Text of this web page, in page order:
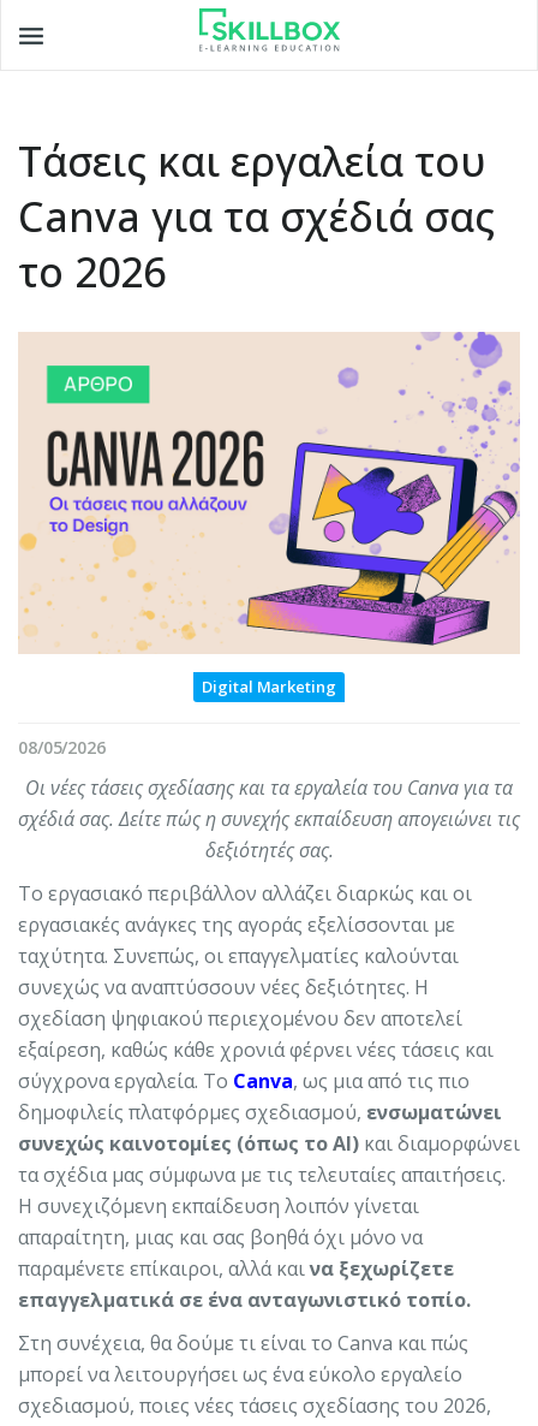
Τάσεις και εργαλεία του
Canva για τα σχέδιά σας
το 2026
Digital Marketing
08/05/2026
Οι νέες τάσεις σχεδίασης και τα εργαλεία του Canva για τα
σχέδιά σας. Δείτε πώς η συνεχής εκπαίδευση απογειώνει τις
δεξιότητές σας.
Το εργασιακό περιβάλλον αλλάζει διαρκώς και οι
εργασιακές ανάγκες της αγοράς εξελίσσονται με
ταχύτητα. Συνεπώς, οι επαγγελματίες καλούνται
συνεχώς να αναπτύσσουν νέες δεξιότητες. Η
σχεδίαση ψηφιακού περιεχομένου δεν αποτελεί
εξαίρεση, καθώς κάθε χρονιά φέρνει νέες τάσεις και
σύγχρονα εργαλεία. Το Canva, ως μια από τις πιο
δημοφιλείς πλατφόρμες σχεδιασμού, ενσωματώνει
συνεχώς καινοτομίες (όπως το AI) και διαμορφώνει
τα σχέδια μας σύμφωνα με τις τελευταίες απαιτήσεις.
Η συνεχιζόμενη εκπαίδευση λοιπόν γίνεται
απαραίτητη, μιας και σας βοηθά όχι μόνο να
παραμένετε επίκαιροι, αλλά καινα ξεχωρίζετε
επαγγελματικά σε ένα ανταγωνιστικό τοπίο.
Στη συνέχεια, θα δούμε τι είναι το Canva και πώς
μπορεί να λειτουργήσει ως ένα εύκολο εργαλείο
σχεδιασμού, ποιες νέες τάσεις σχεδίασης του 2026,